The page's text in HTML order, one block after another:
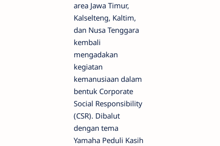
area Jawa Timur,
Kalselteng, Kaltim,
dan Nusa Tenggara
kembali
mengadakan
kegiatan
kemanusiaan dalam
bentuk Corporate
Social Responsibility
(CSR). Dibalut
dengan tema
Yamaha Peduli Kasih